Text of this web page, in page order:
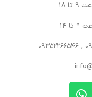
18
14